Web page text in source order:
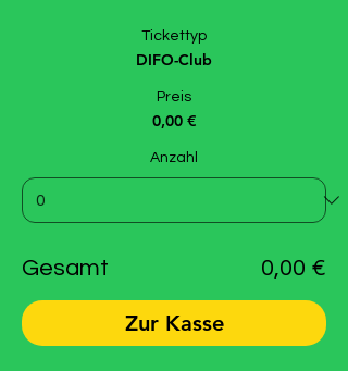
Tickettyp
DIFO-Club
Preis
0,00 €
Anzahl
Gesamt 0,00 €
Zur Kasse